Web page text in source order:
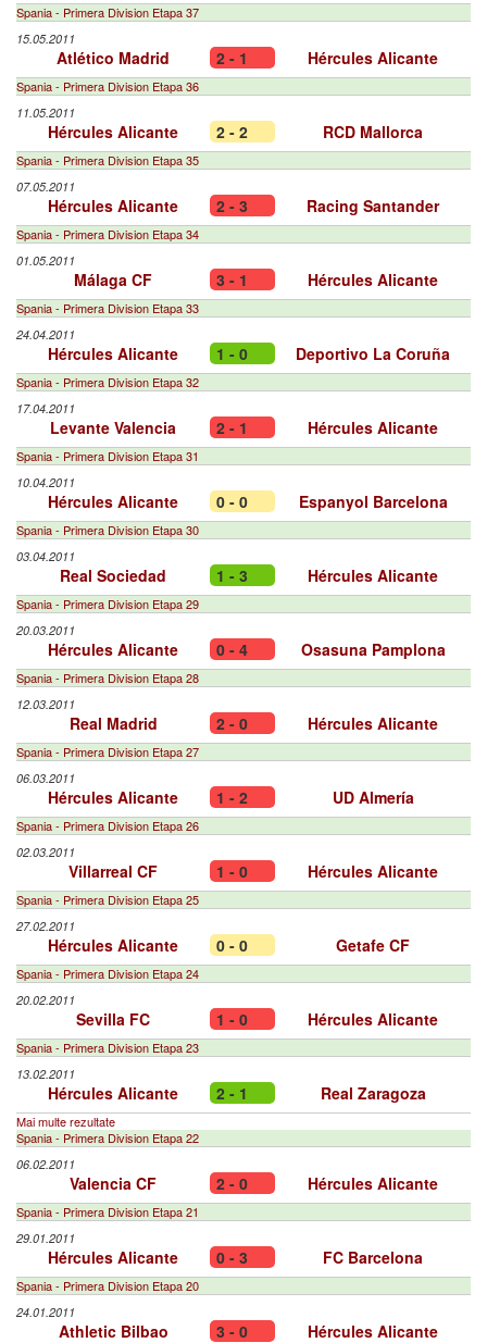
Spania - Primera Division Etapa 37
15.05.2011
Atlético Madrid 2 - 1 Hércules Alicante
Spania - Primera Division Etapa 36
11.05.2011
Hércules Alicante 2 - 2 RCD Mallorca
Spania - Primera Division Etapa 35
07.05.2011
Hércules Alicante 2 - 3 Racing Santander
Spania - Primera Division Etapa 34
01.05.2011
Málaga CF 3 - 1 Hércules Alicante
Spania - Primera Division Etapa 33
24.04.2011
Hércules Alicante 1 - 0 Deportivo La Coruña
Spania - Primera Division Etapa 32
17.04.2011
Levante Valencia 2 - 1 Hércules Alicante
Spania - Primera Division Etapa 31
10.04.2011
Hércules Alicante 0 - 0 Espanyol Barcelona
Spania - Primera Division Etapa 30
03.04.2011
Real Sociedad 1 - 3 Hércules Alicante
Spania - Primera Division Etapa 29
20.03.2011
Hércules Alicante 0 - 4 Osasuna Pamplona
Spania - Primera Division Etapa 28
12.03.2011
Real Madrid 2 - 0 Hércules Alicante
Spania - Primera Division Etapa 27
06.03.2011
Hércules Alicante 1 - 2 UD Almería
Spania - Primera Division Etapa 26
02.03.2011
Villarreal CF 1 - 0 Hércules Alicante
Spania - Primera Division Etapa 25
27.02.2011
Hércules Alicante 0 - 0 Getafe CF
Spania - Primera Division Etapa 24
20.02.2011
Sevilla FC 1 - 0 Hércules Alicante
Spania - Primera Division Etapa 23
13.02.2011
Hércules Alicante 2 - 1 Real Zaragoza
Mai multe rezultate
Spania - Primera Division Etapa 22
06.02.2011
Valencia CF 2 - 0 Hércules Alicante
Spania - Primera Division Etapa 21
29.01.2011
Hércules Alicante 0 - 3 FC Barcelona
Spania - Primera Division Etapa 20
24.01.2011
Athletic Bilbao 3 - 0 Hércules Alicante